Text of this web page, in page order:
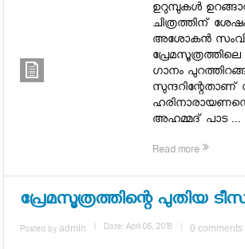
ഉറുമ്പുകള്‍
ചിത്രത്തിന്
അശോകന്‍
ഗാനം
സുന്ദറിന്റേതാണ്
അഹമ്മദ് പാട ...
Read more
പ്രേമസൂത്രത്തിന്റെ പുതിയ
Posted byadmin | Date: April 06, 2018 | 0 comments